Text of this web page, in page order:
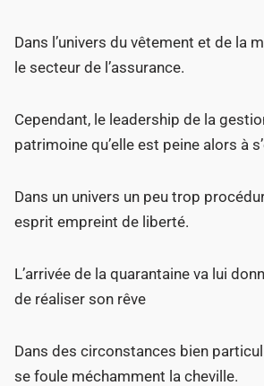
Dans l’univers du vêtement et de la
le secteur de l’assurance.
Cependant, le leadership de la
patrimoine qu’elle est peine alors à
Dans un univers un peu trop
esprit empreint de liberté.
L’arrivée de la quarantaine va lui
de réaliser son rêve
Dans des circonstances bien
se foule méchamment la cheville.